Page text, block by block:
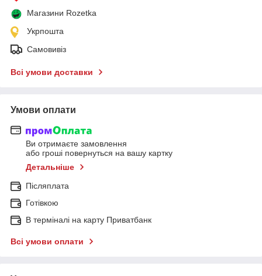
Магазини Rozetka
Укрпошта
Самовивіз
Всі умови доставки
Умови оплати
Ви отримаєте замовлення
або гроші повернуться на вашу картку
Детальніше
Післяплата
Готівкою
В терміналі на карту Приватбанк
Всі умови оплати